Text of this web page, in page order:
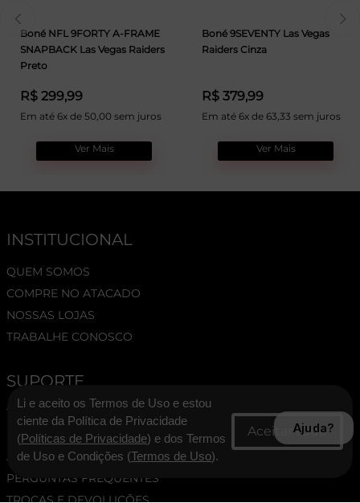
Boné NFL 9FORTY A-FRAME
SNAPBACK Las Vegas Raiders
Preto
R$ 299,99
Em até 6x de 50,00 sem juros
Ver Mais
Boné 9SEVENTY Las Vegas
Raiders Cinza
R$ 379,99
Em até 6x de 63,33 sem juros
Ver Mais
INSTITUCIONAL
QUEM SOMOS
COMPRE NO ATACADO
NOSSAS LOJAS
TRABALHE CONOSCO
SUPORTE
TERMOS E CONDIÇÕES
POLÍTICA DE PRIVACIDADE
ASSESSORIA DE IMPRENSA
PERGUNTAS FREQUENTES
TROCAS E DEVOLUÇÕES
Li e aceito os Termos de Uso e estou
ciente da Política de Privacidade
(Políticas de Privacidade) e dos Termos
de Uso e Condições (Termos de Uso).
Ajuda?